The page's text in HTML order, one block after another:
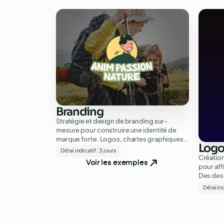
Branding
Stratégie et design de branding sur-
mesure pour construire une identité de
marque forte. Logos, chartes graphiques
et univers visuels cohérents et
Délai indicatif :3 jours
Voir les exemples
Logo
pour
Des
qui
Délai